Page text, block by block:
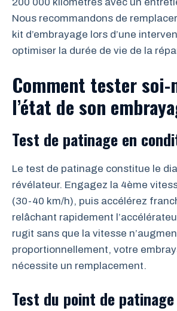
Nous recommandons de
kit d’embrayage lors d’une
optimiser la durée de vie de la
Comment tester soi-
l’état de son
Test de patinage en
Le test de patinage constitue le
révélateur. Engagez la 4ème
(30-40 km/h), puis accélérez
relâchant rapidement
rugit sans que la vitesse
proportionnellement, votre
nécessite un remplacement.
Test du point de patinage